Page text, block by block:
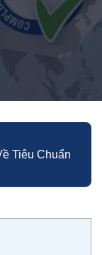
Tiêu Chuẩn